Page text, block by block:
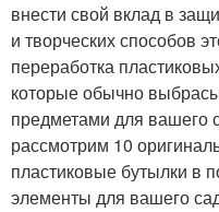
внести свой вклад в
и творческих способов
переработка
которые обычно
предметами для вашего
рассмотрим 10
пластиковые бутылки в
элементы для вашего